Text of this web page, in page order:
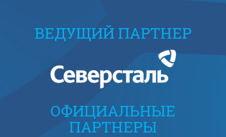
ВЕДУЩИЙ ПАРТНЕР
ОФИЦИАЛЬНЫЕ
ПАРТНЕРЫ